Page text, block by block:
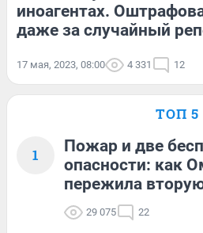
иноагентах.
даже за случайный
17 мая, 2023, 08:00 4 331 12
ТОП 5
1
Пожар и две
опасности: как
пережила
29 075 22